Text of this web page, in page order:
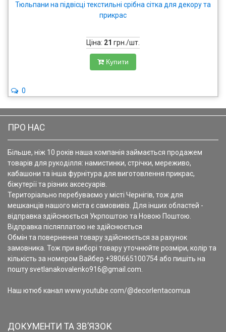
Тюльпани на підвісці текстильні срібна сітка для декору та
прикрас
Ціна: 21 грн./шт.
Купити
0
ПРО НАС
Більше, ніж 10 років наша компанія займається продажем
товарів для рукоділля: намистинки, стрічки, мереживо,
кабашони та інша фурнітура для виготовлення прикрас,
біжутерії та різних аксесуарів.
Територіально перебуваємо у місті Чернігів, тож для
мешканців нашого міста є самовивіз. Для інших областей -
відправка здійснюється Укрпоштою та Новою Поштою.
Відправка післяплатою не здійснюється
Обмін та повернення товару здійснюється за рахунок
замовника. Тож при виборі товару уточнюйте розміри, колір та
кількість за номером Вайбер +380665100754 або пишіть на
пошту svetlanakovalenko916@gmail.com.
Наш ютюб канал www.youtube.com/@decorlentacomua
ДОКУМЕНТИ ТА ЗВ’ЯЗОК